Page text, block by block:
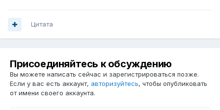
Цитата
Присоединяйтесь к обсуждению
Вы можете написать сейчас и зарегистрироваться позже.
Если у вас есть аккаунт, авторизуйтесь, чтобы опубликовать
от имени своего аккаунта.